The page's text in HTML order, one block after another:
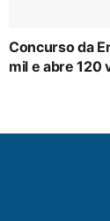
Concurso da
mil e abre 120